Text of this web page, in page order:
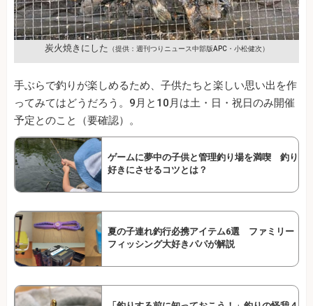
炭火焼きにした （提供：週刊つりニュース中部版APC・小松健次）
手ぶらで釣りが楽しめるため、子供たちと楽しい思い出を作
ってみてはどうだろう。9月と10月は土・日・祝日のみ開催
予定とのこと（要確認）。
ゲームに夢中の子供と管理釣り場を満喫 釣り
好きにさせるコツとは？
夏の子連れ釣行必携アイテム6選 ファミリー
フィッシング大好きパパが解説